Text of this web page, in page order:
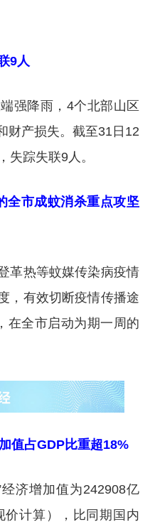
9人
强降雨，4个北部山区
财产损失。截至31日12
失踪失联9人。
全市成蚊消杀重点攻坚
革热等蚊媒传染病疫情
，有效切断疫情传播途
在全市启动为期一周的
值占GDP比重超18%
济增加值为242908亿
价计算），比同期国内